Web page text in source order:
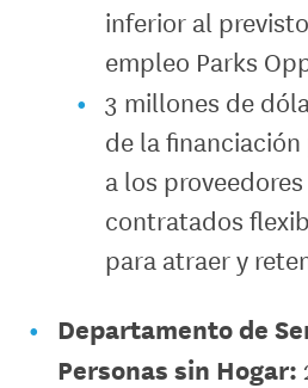
inferior al
empleo Parks
3 millones de
de la
a los
contratados
para atraer y
Departamento de
Personas sin Hogar: